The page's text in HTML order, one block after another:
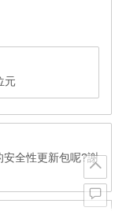
元
全性更新包呢?謝